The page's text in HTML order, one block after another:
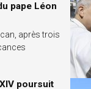
pape Léon
après trois
poursuit